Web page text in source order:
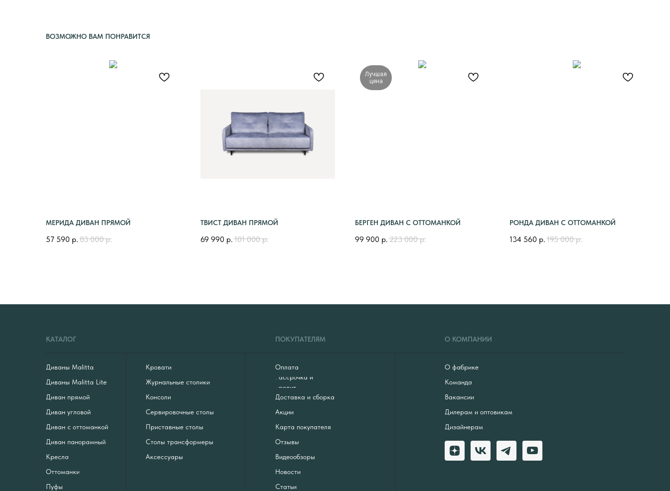
ВОЗМОЖНО ВАМ ПОНРАВИТСЯ
МЕРИДА ДИВАН ПРЯМОЙ
57 590 р. 83 000 р.
ТВИСТ ДИВАН ПРЯМОЙ
69 990 р. 101 000 р.
Лучшая
цена
БЕРГЕН ДИВАН С ОТТОМАНКОЙ
99 900 р. 223 000 р.
РОНДА ДИВАН С ОТТОМАНКОЙ
134 560 р. 195 000 р.
КАТАЛОГ ПОКУПАТЕЛЯМ О КОМПАНИИ
Диваны Malitta Кровати Оплата
О фабрике
Команда
Вакансии
Дилерам и оптовикам
Дизайнерам
Рассрочка и
кредит
Доставка и сборка
Акции
Карта покупателя
Отзывы
Видеообзоры
Новости
Статьи
Журнальные столики
Консоли
Сервировочные столы
Приставные столы
Столы трансформеры
Аксессуары
Диваны Malitta Lite
Диван прямой
Диван угловой
Диван с оттоманкой
Диван панорамный
Кресла
Оттоманки
Пуфы